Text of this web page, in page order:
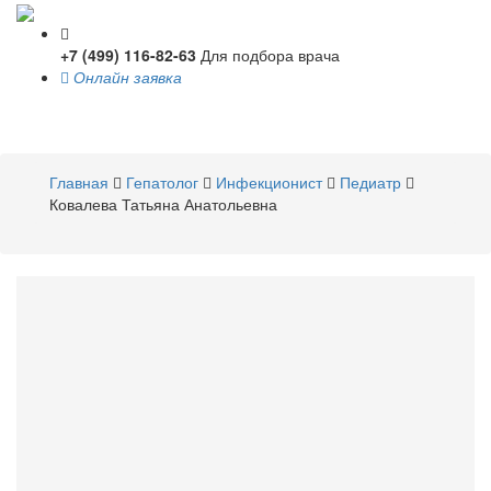
+7 (499) 116-82-63 Для подбора врача
Онлайн заявка
Главная
Гепатолог Инфекционист
Педиатр
Ковалева Татьяна Анатольевна